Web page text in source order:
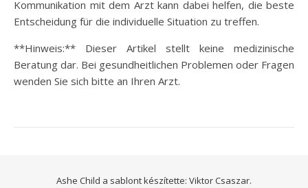
Kommunikation mit dem Arzt kann dabei helfen, die beste
Entscheidung für die individuelle Situation zu treffen.
**Hinweis:** Dieser Artikel stellt keine medizinische
Beratung dar. Bei gesundheitlichen Problemen oder Fragen
wenden Sie sich bitte an Ihren Arzt.
Ashe Child a sablont készítette: Viktor Csaszar.